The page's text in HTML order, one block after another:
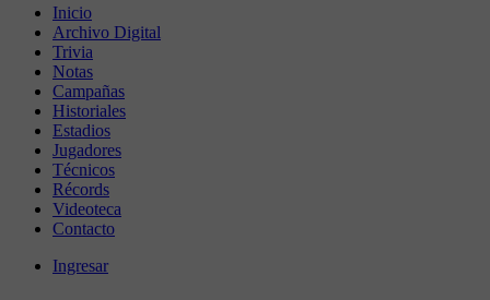
Inicio
Archivo Digital
Trivia
Notas
Campañas
Historiales
Estadios
Jugadores
Técnicos
Récords
Videoteca
Contacto
Ingresar